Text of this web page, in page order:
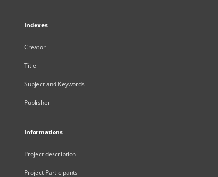
Indexes
Creator
Title
Subject and Keywords
Publisher
Informations
Project description
Project Participants